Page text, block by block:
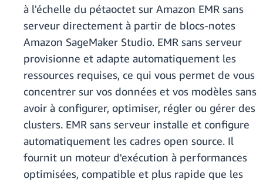
à l'échelle du pétaoctet sur Amazon EMR sans
serveur directement à partir de blocs-notes
Amazon SageMaker Studio. EMR sans serveur
provisionne et adapte automatiquement les
ressources requises, ce qui vous permet de vous
concentrer sur vos données et vos modèles sans
avoir à configurer, optimiser, régler ou gérer des
clusters. EMR sans serveur installe et configure
automatiquement les cadres open source. Il
fournit un moteur d'exécution à performances
optimisées, compatible et plus rapide que les